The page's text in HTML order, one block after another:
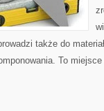
także do
To